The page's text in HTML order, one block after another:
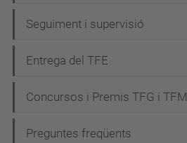
a
v
g
a
Seguiment i supervisió
Entrega del TFE
Concursos i Premis TFG i TFM
Preguntes freqüents